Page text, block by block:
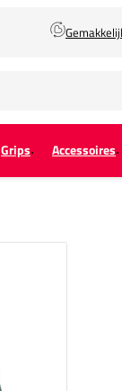
Grips Accessoires